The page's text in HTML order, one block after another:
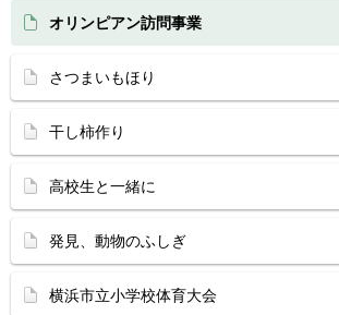
オリンピアン訪問事業
さつまいもほり
干し柿作り
高校生と一緒に
発見、動物のふしぎ
横浜市立小学校体育大会